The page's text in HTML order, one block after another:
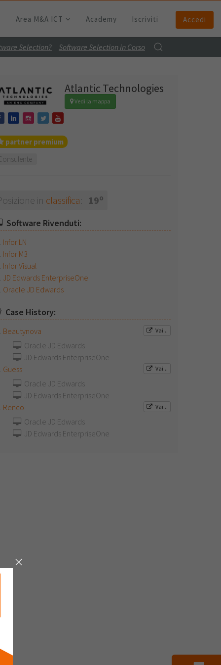
Area M&A ICT Academy Iscriviti Accedi
Selection? Software Selection in Corso
Atlantic Technologies
Vedi la mappa
partner premium
in classifica: 19o
Software Rivenduti:
Infor LN
Infor M3
Infor Visual
JD Edwards EnterpriseOne
Oracle JD Edwards
Case History:
Beautynova Vai...
Oracle JD Edwards
JD Edwards EnterpriseOne
Guess
Vai...
Oracle JD Edwards
JD Edwards EnterpriseOne
Renco
Vai...
Oracle JD Edwards
JD Edwards EnterpriseOne